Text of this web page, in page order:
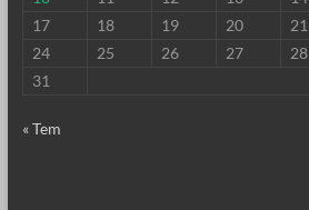
17
18 19 20 21
24
25 26 27 28
31
« Tem